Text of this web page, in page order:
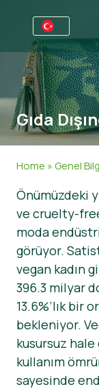
Firmalar için
Üreticiler
V-Label
Resources
V-Label
Sektörler
Genel Bilgi
Gıda
Gastronomi
SSS
Sertifikalı
Hakkımızda
İletişime
V-Label
Kötüye
Müşteri
Haberler
Basın
Gıda
Home »Genel
Önümüzdeki
ve cruelty-
moda
görüyor.
vegan kadın
396.3 milyar
13.6%’lık bir
bekleniyor.
kusursuz
kullanım
sayesinde